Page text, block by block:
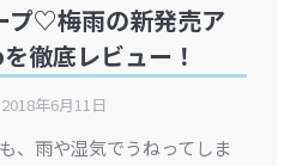
プ♡梅雨の新発売ア
徹底レビュー！
2018年6月11日
、雨や湿気でうねってしま